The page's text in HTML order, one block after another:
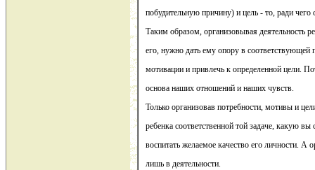
побудительную причину) и цель - то, ради чего
Таким образом, организовывая деятельность
его, нужно дать ему опору в соответствующей
мотивации и привлечь к определенной цели.
основа наших отношений и наших чувств.
Только организовав потребности, мотивы и
ребенка соответственной той задаче, какую
воспитать желаемое качество его личности. А
лишь в деятельности.